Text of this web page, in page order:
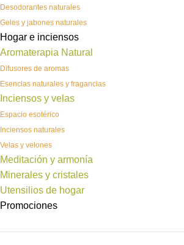
Desodorantes naturales
Geles y jabones naturales
Hogar e inciensos
Aromaterapia Natural
Difusores de aromas
Esencias naturales y fragancias
Inciensos y velas
Espacio esotérico
Inciensos naturales
Velas y velones
Meditación y armonía
Minerales y cristales
Utensilios de hogar
Promociones